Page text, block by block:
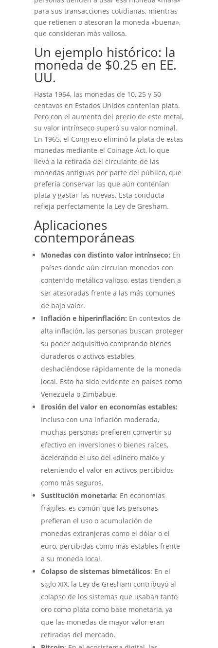
para sus transacciones cotidianas, mientras
que retienen o atesoran la moneda «buena»,
que consideran más valiosa.
Un ejemplo histórico: la
moneda de $0.25 en EE.
UU.
Hasta 1964, las monedas de 10, 25 y 50
centavos en Estados Unidos contenían plata.
Pero con el aumento del precio de este metal,
su valor intrínseco superó su valor nominal.
En 1965, el Congreso eliminó la plata de estas
monedas mediante el Coinage Act, lo que
llevó a la retirada del circulante de las
monedas antiguas por parte del público, que
prefería conservar las que aún contenían
plata y gastar las nuevas. Esta conducta
refleja perfectamente la Ley de Gresham.
Aplicaciones
contemporáneas
Monedas con distinto valor intrínseco: En
países donde aún circulan monedas con
contenido metálico valioso, estas tienden a
ser atesoradas frente a las más comunes
de bajo valor.
Inflación e hiperinflación: En contextos de
alta inflación, las personas buscan proteger
su poder adquisitivo comprando bienes
duraderos o activos estables,
deshaciéndose rápidamente de la moneda
local. Esto ha sido evidente en países como
Venezuela o Zimbabue.
Erosión del valor en economías estables:
Incluso con una inflación moderada,
muchas personas prefieren convertir su
efectivo en inversiones o bienes raíces,
acelerando el uso del «dinero malo» y
reteniendo el valor en activos percibidos
como más seguros.
Sustitución monetaria: En economías
frágiles, es común que las personas
prefieran el uso o acumulación de
monedas extranjeras como el dólar o el
euro, percibidas como más estables frente
a su moneda local.
Colapso de sistemas bimetálicos: En el
siglo XIX, la Ley de Gresham contribuyó al
colapso de los sistemas que usaban tanto
oro como plata como base monetaria, ya
que las monedas de mayor valor eran
retiradas del mercado.